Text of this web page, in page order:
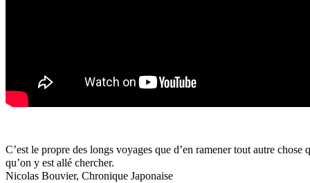
C’est le propre des longs voyages que d’en ramener tout autre chose
qu’on y est allé chercher.
Nicolas Bouvier, Chronique Japonaise